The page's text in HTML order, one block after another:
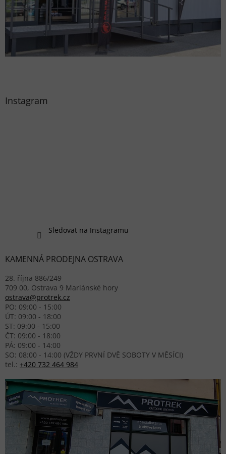
Instagram
Sledovat na Instagramu
KAMENNÁ PRODEJNA OSTRAVA
28. října 886/249
709 00, Ostrava 9 Mariánské hory
ostrava@protrek.cz
PO: 09:00 - 15:00
ÚT: 09:00 - 18:00
ST: 09:00 - 15:00
ČT: 09:00 - 18:00
PÁ: 09:00 - 14:00
SO: 08:00 - 14:00 (VŽDY PRVNÍ DVĚ SOBOTY V MĚSÍCI)
tel.: +420 732 464 984